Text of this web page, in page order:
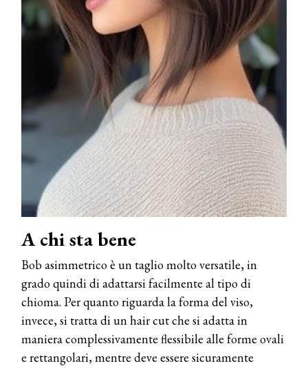
A chi sta bene
Bob asimmetrico è un taglio molto versatile, in
grado quindi di adattarsi facilmente al tipo di
chioma. Per quanto riguarda la forma del viso,
invece, si tratta di un hair cut che si adatta in
maniera complessivamente flessibile alle forme ovali
e rettangolari, mentre deve essere sicuramente